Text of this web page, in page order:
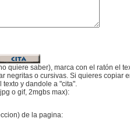
quiere saber), marca con el ratón el
negritas o cursivas. Si quieres copiar
y dandole a "cita".
o gif, 2mgbs max):
de la pagina: